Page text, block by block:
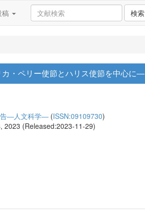
稿 検索
・ペリー使節とハリス使節を中心に―
告―人文科学― (ISSN:09109730)
2023 (Released:2023-11-29)